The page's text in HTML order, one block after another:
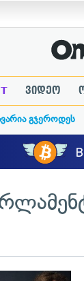
T ვიდეო
გჯეროდეს